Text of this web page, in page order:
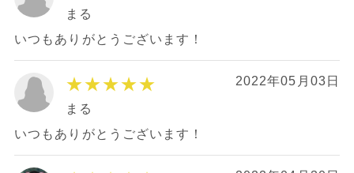
まる
いつもありがとうございます！
★★★★★ 2022年05月03日
まる
いつもありがとうございます！